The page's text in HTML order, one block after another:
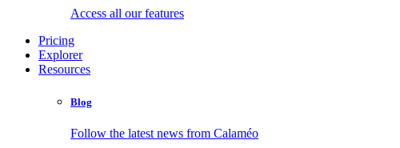
Access all our features
Pricing
Explorer
Resources
Blog
Follow the latest news from Calaméo